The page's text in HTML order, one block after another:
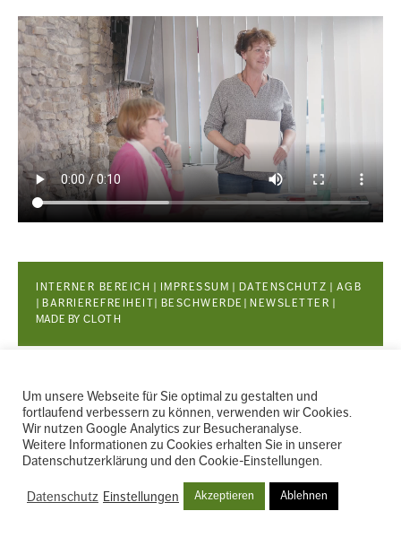
WEITERE
INTERNER BEREICH | IMPRESSUM | DATENSCHUTZ | AGB
|BARRIEREFREIHEIT| BESCHWERDE |NEWSLETTER |
MADE BY CLOTH
Um unsere Webseite für Sie optimal zu gestalten und
fortlaufend verbessern zu können, verwenden wir Cookies.
Wir nutzen Google Analytics zur Besucheranalyse.
Weitere Informationen zu Cookies erhalten Sie in unserer
Datenschutzerklärung und den Cookie-Einstellungen.
Datenschutz Einstellungen Akzeptieren Ablehnen